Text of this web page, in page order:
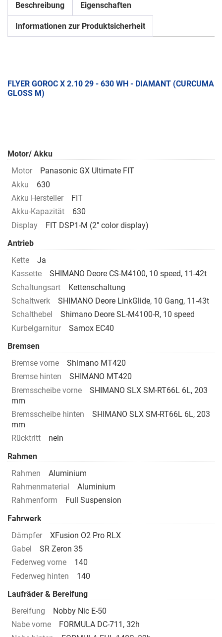
Beschreibung Eigenschaften
Informationen zur Produktsicherheit
FLYER GOROC X 2.10 29 - 630 WH - DIAMANT (CURCUMA
GLOSS M)
Motor/ Akku
Motor
Panasonic GX Ultimate FIT
Akku
630
Akku Hersteller
FIT
Akku-Kapazität
630
Display
FIT DSP1-M (2" color display)
Antrieb
Kette
Ja
Kassette
SHIMANO Deore CS-M4100, 10 speed, 11-42t
Schaltungsart
Kettenschaltung
Schaltwerk
SHIMANO Deore LinkGlide, 10 Gang, 11-43t
Schalthebel
Shimano Deore SL-M4100-R, 10 speed
Kurbelgarnitur
Samox EC40
Bremsen
Bremse vorne
Shimano MT420
Bremse hinten
SHIMANO MT420
Bremsscheibe vorne
SHIMANO SLX SM-RT66L 6L, 203
mm
Bremsscheibe hinten
SHIMANO SLX SM-RT66L 6L, 203
mm
Rücktritt
nein
Rahmen
Rahmen
Aluminium
Rahmenmaterial
Aluminium
Rahmenform
Full Suspension
Fahrwerk
Dämpfer
XFusion O2 Pro RLX
Gabel
SR Zeron 35
Federweg vorne
140
Federweg hinten
140
Laufräder & Bereifung
Bereifung
Nobby Nic E-50
Nabe vorne
FORMULA DC-711, 32h